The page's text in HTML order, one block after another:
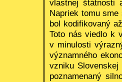
vlastnej štátnosti
Napriek tomu
bol kodifikovaný
Toto nás viedlo k
v minulosti
významného
vzniku
poznamenaný